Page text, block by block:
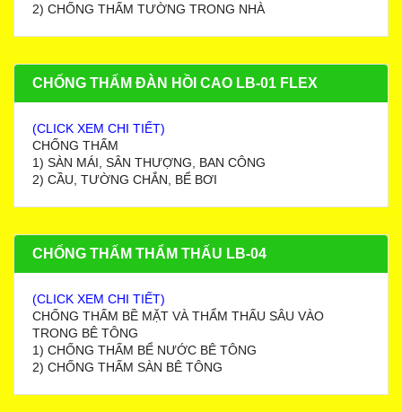
2) CHỐNG THẤM TƯỜNG TRONG NHÀ
CHỐNG THẤM ĐÀN HỒI CAO LB-01 FLEX
(CLICK XEM CHI TIẾT)
CHỐNG THẤM
1) SÀN MÁI, SÂN THƯỢNG, BAN CÔNG
2) CẦU, TƯỜNG CHẮN, BỂ BƠI
CHỐNG THẤM THẨM THẤU LB-04
(CLICK XEM CHI TIẾT)
CHỐNG THẤM BỀ MẶT VÀ THẨM THẤU SÂU VÀO
TRONG BÊ TÔNG
1) CHỐNG THẤM BỂ NƯỚC BÊ TÔNG
2) CHỐNG THẤM SÀN BÊ TÔNG